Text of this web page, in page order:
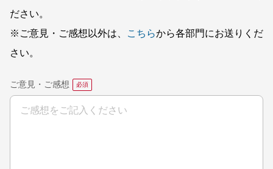
ださい。
※ご意見・ご感想以外は、
こちらから各部門にお送りくだ
さい。
ご意見・ご感想